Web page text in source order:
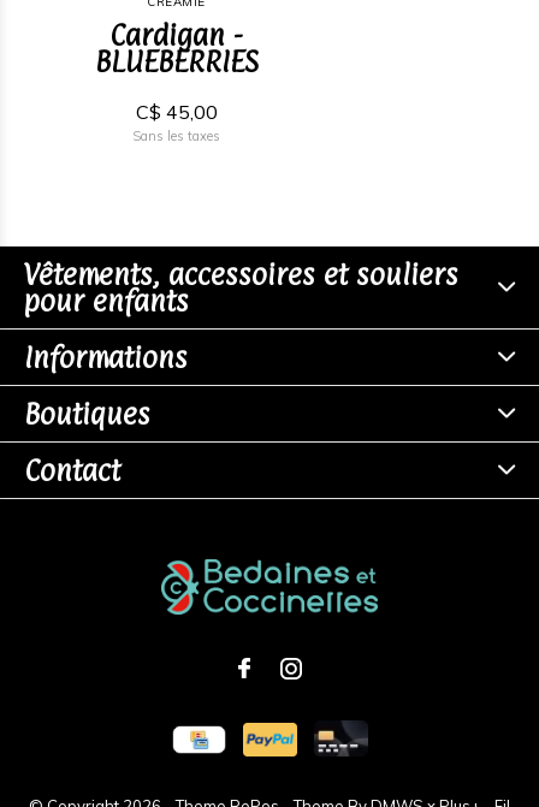
Cardigan -
BLUEBERRIES
C$ 45,00
Sans les taxes
Vêtements, accessoires et souliers
pour enfants
Informations
Boutiques
Contact